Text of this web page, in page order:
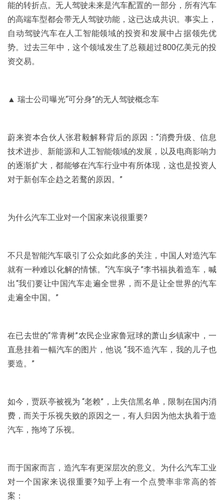
能的转折点。无人驾驶未来是汽车配置的一部分，所有汽车
的高端车型都会带无人驾驶功能，这已达成共识。事实上，
自动驾驶汽车在人工智能领域的投资和发展中占据领先优
势。过去三年中，这个领域发生了总额超过800亿美元的投
资交易。
▲ 瑞士公司曝光“可分身”的无人驾驶概念车
蔚来资本合伙人张君毅解释背后的原因：“消费升级、信息
技术进步、新能源和人工智能领域的发展，以及电商影响力
的逐渐扩大，都能够在汽车行业中有所体现，这也是投资人
对于新创车企趋之若鹜的原因。”
为什么汽车工业对一个国家来说很重要?
不只是智能汽车吸引了公众如此多的关注，中国人对造汽车
就有一种难以化解的情愫。“汽车疯子”李书福执着造车，喊
出“我们要让中国汽车走遍全世界，而不是让全世界的汽车
走遍全中国。”
在已去世的“常青树”农民企业家鲁冠球的萧山乡镇家中，一
直悬挂着一幅汽车的图片，他说 “我不造汽车，我的儿子也
要造。”
如今，贾跃亭被视为 “老赖”，上失信黑名单，限制在国内消
费，而关于乐视失败的原因之一，有人归因为他太执着于造
汽车，拖垮了乐视。
而于国家而言，造汽车有更深层次的意义。为什么汽车工业
对一个国家来说很重要?知乎上有一个点赞率非常高的答
案：